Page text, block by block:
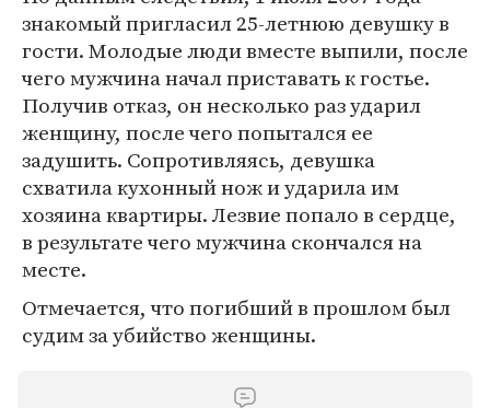
знакомый пригласил 25-летнюю девушку в
гости. Молодые люди вместе выпили, после
чего мужчина начал приставать к гостье.
Получив отказ, он несколько раз ударил
женщину, после чего попытался ее
задушить. Сопротивляясь, девушка
схватила кухонный нож и ударила им
хозяина квартиры. Лезвие попало в сердце,
в результате чего мужчина скончался на
месте.
Отмечается, что погибший в прошлом был
судим за убийство женщины.